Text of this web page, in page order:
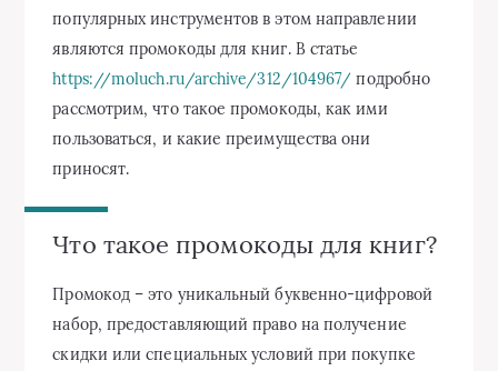
популярных инструментов в этом направлении
являются промокоды для книг. В статье
https://moluch.ru/archive/312/104967/ подробно
рассмотрим, что такое промокоды, как ими
пользоваться, и какие преимущества они
приносят.
Что такое промокоды для книг?
Промокод – это уникальный буквенно-цифровой
набор, предоставляющий право на получение
скидки или специальных условий при покупке